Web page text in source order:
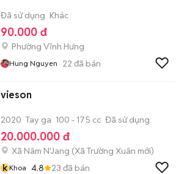
Đã sử dụng Khác
90.000 đ
Phường Vĩnh Hưng
Hung Nguyen 22 đã bán
vieson
2020 Tay ga 100 - 175 cc Đã sử dụng
20.000.000 đ
Xã Nâm N'Jang (Xã Trường Xuân mới)
k Khoa 4.8 23 đã bán